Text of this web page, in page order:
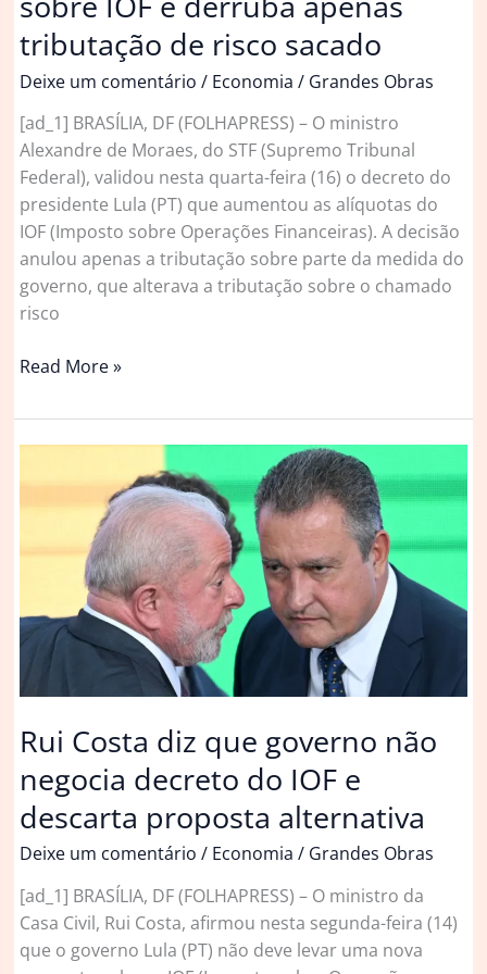
tributação de risco sacado
Deixe um comentário / Economia / Grandes Obras
[ad_1] BRASÍLIA, DF (FOLHAPRESS) – O ministro
Alexandre de Moraes, do STF (Supremo Tribunal
Federal), validou nesta quarta-feira (16) o decreto do
presidente Lula (PT) que aumentou as alíquotas do
IOF (Imposto sobre Operações Financeiras). A decisão
anulou apenas a tributação sobre parte da medida do
governo, que alterava a tributação sobre o chamado
risco
Moraes
decreto
de
e
derruba
apenas
tributação
risco
Read More »
Rui Costa diz que governo não
negocia decreto do IOF e
descarta proposta alternativa
Deixe um comentário / Economia / Grandes Obras
[ad_1] BRASÍLIA, DF (FOLHAPRESS) – O ministro da
Casa Civil, Rui Costa, afirmou nesta segunda-feira (14)
que o governo Lula (PT) não deve levar uma nova